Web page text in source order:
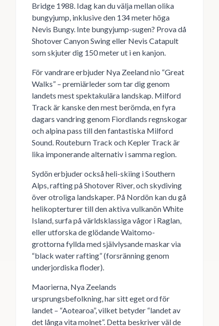
Bridge 1988. Idag kan du välja mellan olika
bungyjump, inklusive den 134 meter höga
Nevis Bungy. Inte bungyjump-sugen? Prova då
Shotover Canyon Swing eller Nevis Catapult
som skjuter dig 150 meter ut i en kanjon.
För vandrare erbjuder Nya Zeeland nio “Great
Walks” – premiärleder som tar dig genom
landets mest spektakulära landskap. Milford
Track är kanske den mest berömda, en fyra
dagars vandring genom Fiordlands regnskogar
och alpina pass till den fantastiska Milford
Sound. Routeburn Track och Kepler Track är
lika imponerande alternativ i samma region.
Sydön erbjuder också heli-skiing i Southern
Alps, rafting på Shotover River, och skydiving
över otroliga landskaper. På Nordön kan du gå
helikopterturer till den aktiva vulkanön White
Island, surfa på världsklassiga vågor i Raglan,
eller utforska de glödande Waitomo-
grottorna fyllda med självlysande maskar via
“black water rafting” (forsränning genom
underjordiska floder).
Maorierna, Nya Zeelands
ursprungsbefolkning, har sitt eget ord för
landet – “Aotearoa”, vilket betyder “landet av
det långa vita molnet”. Detta beskriver väl de